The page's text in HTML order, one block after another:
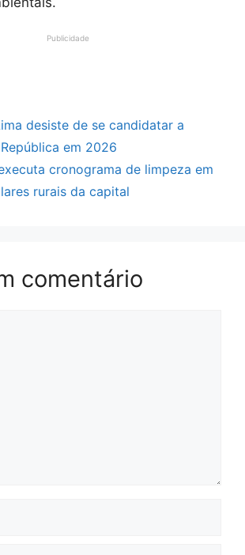
Publicidade
desiste de se candidatar a
em 2026
cronograma de limpeza em
rurais da capital
comentário